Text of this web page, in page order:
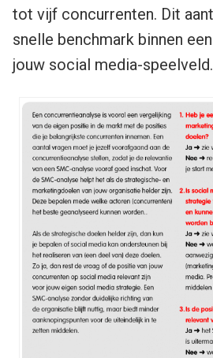
tot vijf concurrenten. Dit
snelle benchmark binnen
jouw social media-speelveld.